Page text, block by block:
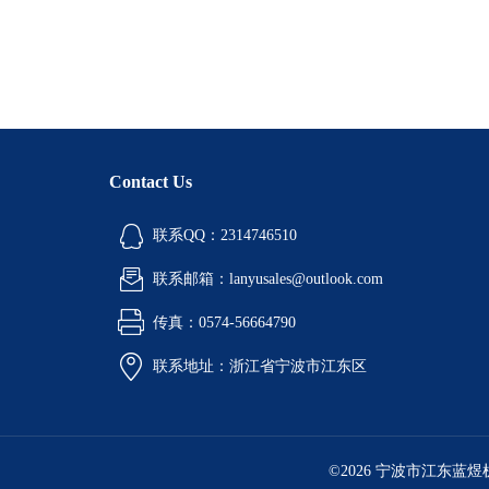
Contact Us
联系QQ：2314746510
联系邮箱：lanyusales@outlook.com
传真：0574-56664790
联系地址：浙江省宁波市江东区
©2026 宁波市江东蓝